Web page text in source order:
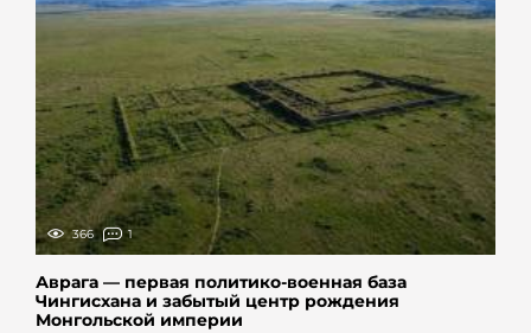
366 1
Аврага — первая политико-военная база
Чингисхана и забытый центр рождения
Монгольской империи